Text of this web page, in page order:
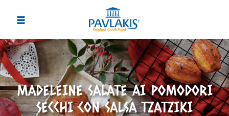
MADELEINE SALATE AI POMODORI
SECCHI CON SALSA TZATZIKI